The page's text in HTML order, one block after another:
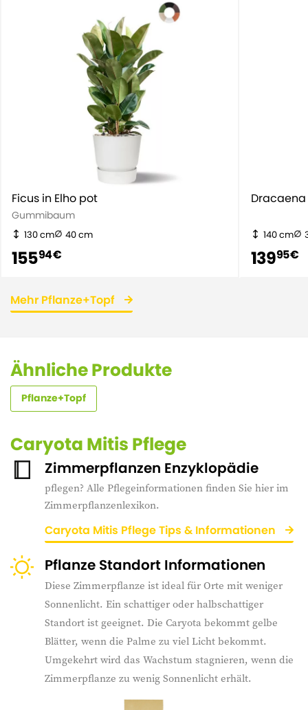
Ficus in Elho pot
Gummibaum
130 cm 40 cm
15594 €
140 cm
13995 €
Mehr Pflanze+Topf
Ähnliche Produkte
Pflanze+Topf
Caryota Mitis Pflege
Zimmerpflanzen Enzyklopädie
pflegen? Alle Pflegeinformationen finden Sie hier im
Zimmerpflanzenlexikon.
Caryota Mitis Pflege Tips & Informationen
Pflanze Standort Informationen
Diese Zimmerpflanze ist ideal für Orte mit weniger
Sonnenlicht. Ein schattiger oder halbschattiger
Standort ist geeignet. Die Caryota bekommt gelbe
Blätter, wenn die Palme zu viel Licht bekommt.
Umgekehrt wird das Wachstum stagnieren, wenn die
Zimmerpflanze zu wenig Sonnenlicht erhält.